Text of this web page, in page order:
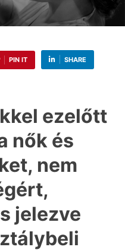
PIN IT SHARE
ezelőtt
nők és
nem
jelezve